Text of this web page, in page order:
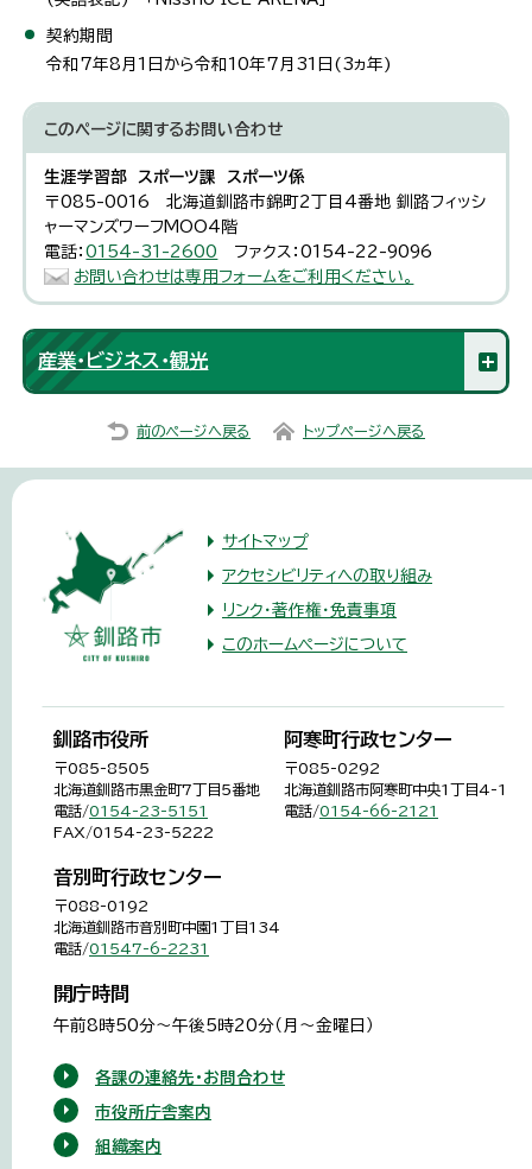
契約期間
令和7年8月1日から令和10年7月31日(3ヵ年)
このページに関するお問い合わせ
生涯学習部 スポーツ課 スポーツ係
〒085-0016 北海道釧路市錦町2丁目4番地 釧路フィッシ
ャーマンズワーフMOO4階
電話：0154-31-2600
ファクス：0154-22-9096
お問い合わせは専用フォームをご利用ください。
産業・ビジネス・観光
前のページへ戻る トップページへ戻る
サイトマップ
アクセシビリティへの取り組み
リンク・著作権・免責事項
このホームページについて
釧路市役所
〒085-8505
北海道釧路市黒金町7丁目5番地
電話/0154-23-5151
FAX/0154-23-5222
阿寒町行政センター
〒085-0292
北海道釧路市阿寒町中央1丁目4-1
電話/0154-66-2121
音別町行政センター
〒088-0192
北海道釧路市音別町中園1丁目134
電話/01547-6-2231
開庁時間
午前8時50分～午後5時20分（月～金曜日）
各課の連絡先・お問合わせ
市役所庁舎案内
組織案内